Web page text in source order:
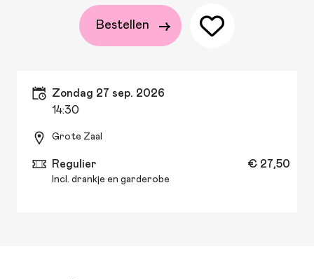
Bestellen
zondag 27 sep. 2026
14:30
Grote Zaal
Regulier € 27,50
Incl. drankje en garderobe